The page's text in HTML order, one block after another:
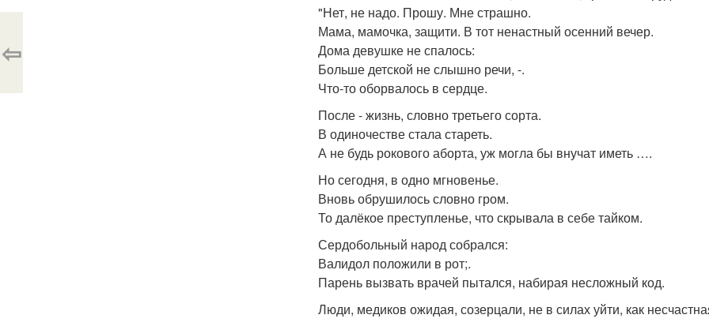
"Нет, не надо. Прошу. Мне страшно.
Мама, мамочка, защити. В тот ненастный осенний вечер.
Дома девушке не спалось:
Больше детской не слышно речи, -.
Что-то оборвалось в сердце.
После - жизнь, словно третьего сорта.
В одиночестве стала стареть.
А не будь рокового аборта, уж могла бы внучат иметь ….
Но сегодня, в одно мгновенье.
Вновь обрушилось словно гром.
То далёкое преступленье, что скрывала в себе тайком.
Сердобольный народ собрался:
Валидол положили в рот;.
Парень вызвать врачей пытался, набирая несложный код.
Люди, медиков ожидая, созерцали, не в силах уйти, как
⇦